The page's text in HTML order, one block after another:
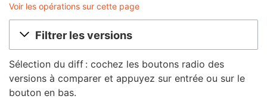
Voir les opérations sur cette page
Aller à :navigation,rechercher
Filtrer les versions
Sélection du diff : cochez les boutons radio des
versions à comparer et appuyez sur entrée ou sur le
bouton en bas.